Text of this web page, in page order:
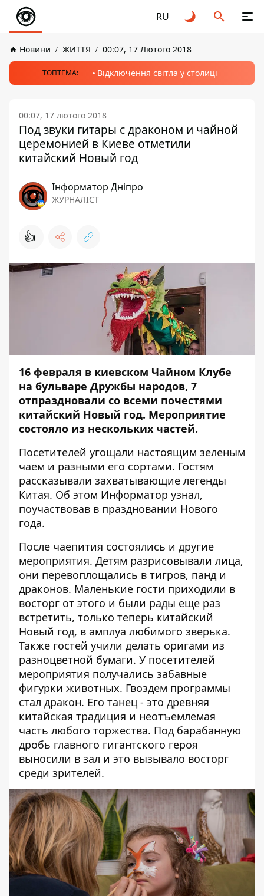
RU
Новини ЖИТТЯ 00:07, 17 Лютого 2018
ТОПТЕМА: Відключення світла у столиці
00:07, 17 лютого 2018
Под звуки гитары с драконом и чайной
церемонией в Киеве отметили
китайский Новый год
Інформатор Дніпро
ЖУРНАЛІСТ
👍
16 февраля в киевском Чайном Клубе
на бульваре Дружбы народов, 7
отпраздновали со всеми почестями
китайский Новый год. Мероприятие
состояло из нескольких частей.
Посетителей угощали настоящим зеленым
чаем и разными его сортами. Гостям
рассказывали захватывающие легенды
Китая. Об этом Информатор узнал,
поучаствовав в праздновании Нового
года.
После чаепития состоялись и другие
мероприятия. Детям разрисовывали лица,
они перевоплощались в тигров, панд и
драконов. Маленькие гости приходили в
восторг от этого и были рады еще раз
встретить, только теперь китайский
Новый год, в амплуа любимого зверька.
Также гостей учили делать оригами из
разноцветной бумаги. У посетителей
мероприятия получались забавные
фигурки животных. Гвоздем программы
стал дракон. Его танец - это древняя
китайская традиция и неотъемлемая
часть любого торжества. Под барабанную
дробь главного гигантского героя
выносили в зал и это вызывало восторг
среди зрителей.